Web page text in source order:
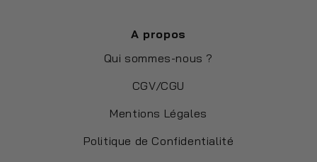
A propos
Qui sommes-nous ?
CGV/CGU
Mentions Légales
Politique de Confidentialité